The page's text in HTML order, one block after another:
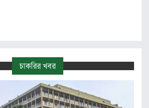
চাকরির খবর